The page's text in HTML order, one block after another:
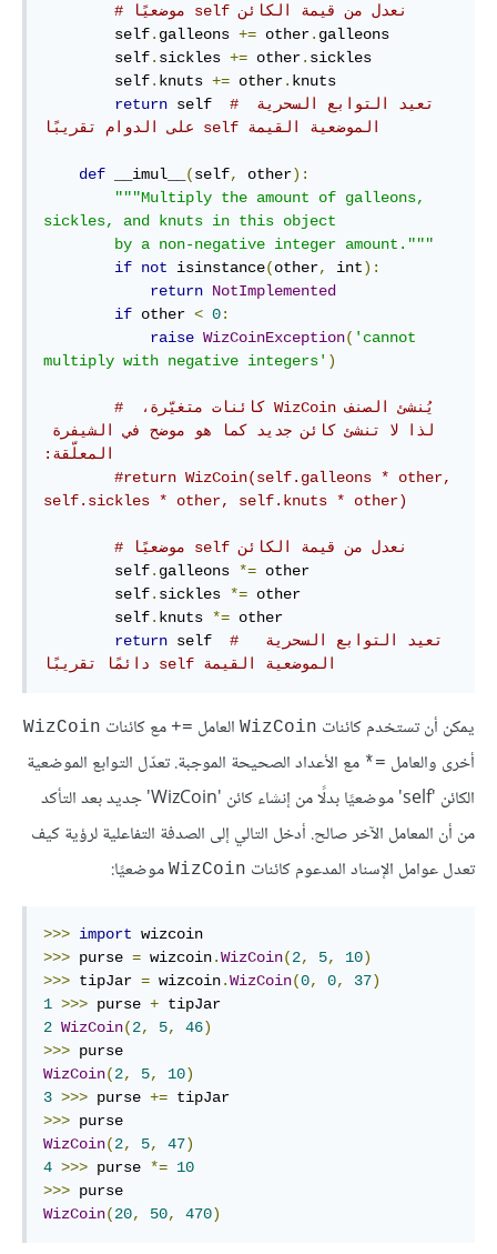
# نعدل من قيمة الكائن‫ self موضعيًا
        self
. galleons += other. galleons
        self
. sickles += other. sickles
        self
. knuts += other. knuts
return self # تعيد التوابع السحرية
الموضعية القيمة‫ self على الدوام تقريبًا
def __imul__ (self, other):
"""Multiply the amount of galleons,
sickles, and knuts in this object
        by a non-negative integer amount."""
if not isinstance(other, int):
return NotImplemented
if other < 0:
raise WizCoinException( 'cannot
multiply with negative integers' )
# يُنشئ الصنف‫ WizCoin كائنات متغيّرة،
المعلّقة:
#return WizCoin(self.galleons * other,
self.sickles * other, self.knuts * other)
# نعدل من قيمة الكائن‫ self موضعيًا
        self
. galleons *= other
        self
. sickles *= other
        self
. knuts *= other
return self #  تعيد التوابع السحرية
الموضعية القيمة‫ self دائمًا تقريبًا
يمكن أن تستخدم كائنات WizCoin العامل =+ مع كائنات WizCoin
أخرى والعامل
مع الأعداد الصحيحة الموجبة. تعدّل التوابع الموضعية
الكائن 'self' موضعيًا بدلًا من إنشاء كائن 'WizCoin' جديد بعد التأكد
من أن المعامل الآخر صالح. أدخل التالي إلى الصدفة التفاعلية لرؤية كيف
تعدل عوامل الإسناد المدعوم كائنات WizCoin موضعيًا:
>>> import
>>> purse = wizcoin.WizCoin(2, 5, 10)
>>> tipJar = wizcoin.WizCoin(0, 0, 37)
1 >>> purse +
2 WizCoin(2, 5, 46)
>>>
WizCoin(2, 5, 10)
3 >>> purse +=
>>>
WizCoin(2, 5, 47)
4 >>> purse *= 10
>>>
WizCoin(20, 50, 470)